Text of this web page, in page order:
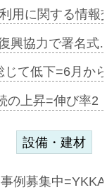
用に関する情
興協力で署名
じて低下=6月か
の上昇=伸び率
設備・建材
事例募集中